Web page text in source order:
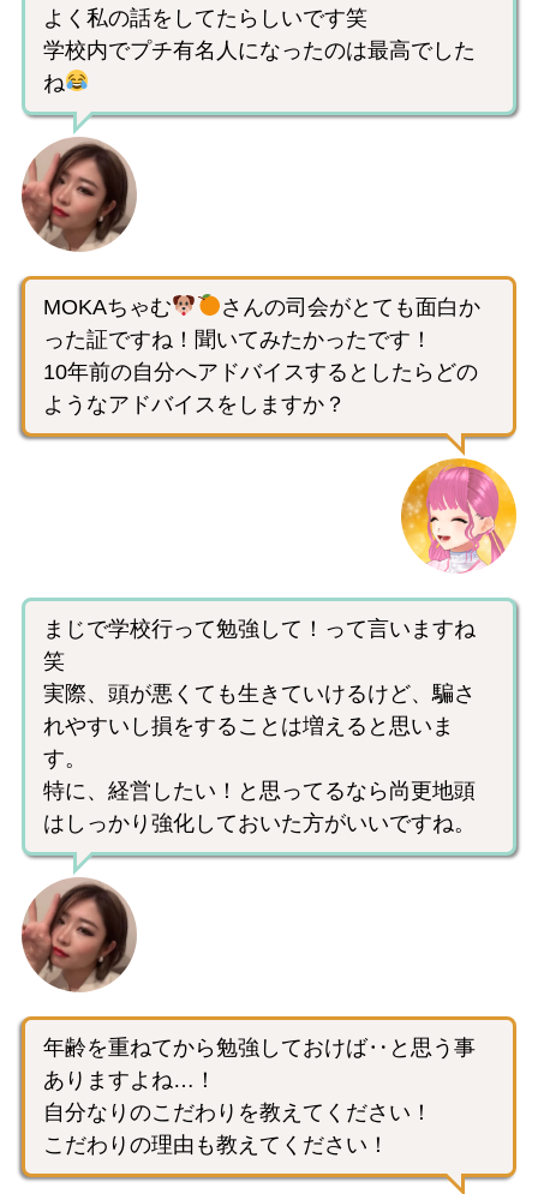
よく私の話をしてたらしいです笑
学校内でプチ有名人になったのは最高でした
ね
MOKAちゃむ
さんの司会がとても面白か
った証ですね！聞いてみたかったです！
10年前の自分へアドバイスするとしたらどの
ようなアドバイスをしますか？
まじで学校行って勉強して！って言いますね
笑
実際、頭が悪くても生きていけるけど、騙さ
れやすいし損をすることは増えると思いま
す。
特に、経営したい！と思ってるなら尚更地頭
はしっかり強化しておいた方がいいですね。
年齢を重ねてから勉強しておけば‥と思う事
ありますよね…！
自分なりのこだわりを教えてください！
こだわりの理由も教えてください！